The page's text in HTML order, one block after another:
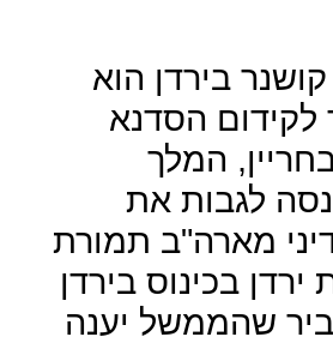
בירדן הוא
לקידום הסדנא
המלך
לגבות את
מארה"ב תמורת
בכינוס בירדן
שהממשל יענה